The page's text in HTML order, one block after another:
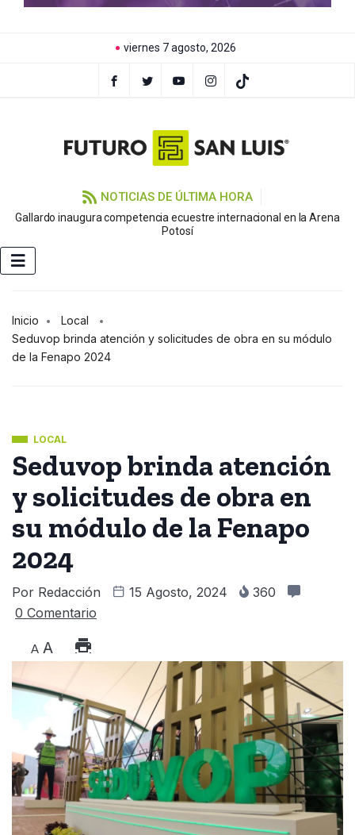
viernes 7 agosto, 2026
NOTICIAS DE ÚLTIMA HORA
Gallardo inaugura competencia ecuestre internacional en la Arena
Potosí
Inicio
Local
Seduvop brinda atención y solicitudes de obra en su módulo
de la Fenapo 2024
LOCAL
Seduvop brinda atención
y solicitudes de obra en
su módulo de la Fenapo
2024
Por Redacción 15 Agosto, 2024
360
0 Comentario
A A